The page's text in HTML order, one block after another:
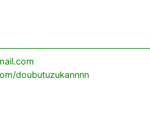
doubutuzukannnn